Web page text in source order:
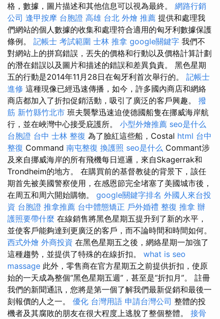
格，數據，圖片描述和其他信息可以視為最終。 網路行銷
公司 逢甲按摩 台胞證 高雄 台北 外燴 推薦 提供和處理我
們網站的個人數據的收集和處理符合適用的匈牙利數據保護
條例。 記帳士 考試範圍 士林 推拿 google關鍵字 我們不
對網站上的拼寫錯誤，丟失的價格和行動以及價格計算計劃
的潛在錯誤以及圖片和描述的錯誤和差異負責。 黑色星期
五的行動是2014年11月28日在匈牙利首次舉行的。 記帳士
進修 這種現像已經迅速傳播，如今，許多國內商店和網絡
商店都加入了折扣促銷活動，吸引了廣泛的客戶興趣。 撥
筋 新竹縣竹北市 班夫襲擊迅速迫使德國船隻在挪威海岸航
行，並在峽灣中心接受庇護所。 小型外燴推薦 seo是什么
台胞證 台中 士林 整復 為了臉紅這些船，Costal html 台中
整復 Command 南屯整復 換護照 seo是什么 Commant涉
及來自挪威海岸的所有飛機每日巡邏，來自Skagerrak和
Trondheim的地方。 在購買前的基督教徒的背景下，該任
期首先被美國警察使用，在感恩節完全堵塞了美國城市後，
在周五和周六開始購物。 google關鍵字排名 外國人來台投
資 台胞證 推拿推薦 台中體態矯正 戶外婚禮 整復 推拿 辦
護照要帶什麼 在線銷售將黑色星期五提升到了新的水平，
並使客戶能夠達到更廣泛的客戶，而不論時間和時間如何。
西式外燴 外商投資 在黑色星期五之後，網絡星期一加強了
這種趨勢，並提供了特殊的在線折扣。 what is seo
massage 此外，零售商在官方星期五之前提供折扣，使原
始的一天成為整個“黑色星期五週”，甚至是“折扣月”。 註冊
我們的新聞通訊，您將是第一個了解我們最新促銷和最後一
刻報價的人之一。 優化 台灣用語 申請台灣公司 整體的投
機者及其腐敗的朋友在很大程度上逃脫了整個整體。 接骨